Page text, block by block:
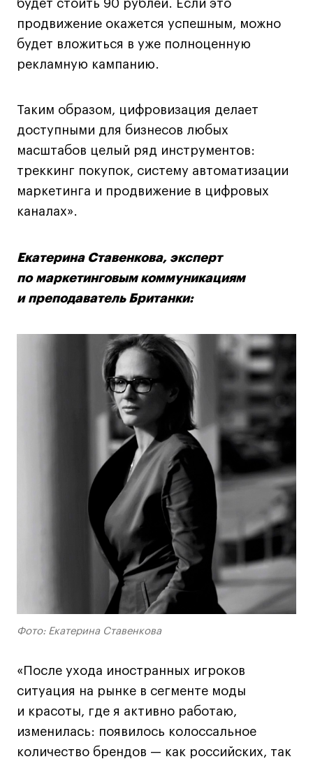
будет стоить 90 рублей. Если это
продвижение окажется успешным, можно
будет вложиться в уже полноценную
рекламную кампанию.
Таким образом, цифровизация делает
доступными для бизнесов любых
масштабов целый ряд инструментов:
треккинг покупок, систему автоматизации
маркетинга и продвижение в цифровых
каналах».
Екатерина Ставенкова, эксперт
по маркетинговым коммуникациям
и преподаватель Британки:
Фото: Екатерина Ставенкова
«После ухода иностранных игроков
ситуация на рынке в сегменте моды
и красоты, где я активно работаю,
изменилась: появилось колоссальное
количество брендов — как российских, так